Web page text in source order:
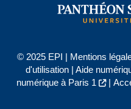
© 2025 EPI | Mentions
d'utilisation| Aide
numérique à Paris 1
|